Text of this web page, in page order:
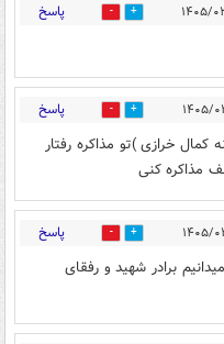
0 پاسخ
2 پاسخ
خرازی )تو مذاکره رفتار
مذاکره کنی
0 پاسخ
برادر شهید و رفقای